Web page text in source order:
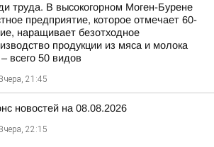
труда. В высокогорном Моген-Бурене
предприятие, которое отмечает 60-
наращивает безотходное
продукции из мяса и молока
всего 50 видов
Вчера, 21:45
новостей на 08.08.2026
Вчера, 22:15